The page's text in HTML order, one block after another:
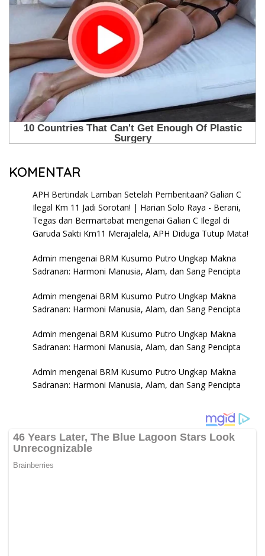
KOMENTAR
APH Bertindak Lamban Setelah Pemberitaan? Galian C
Ilegal Km 11 Jadi Sorotan! | Harian Solo Raya - Berani,
Tegas dan Bermartabat mengenai Galian C Ilegal di
Garuda Sakti Km11 Merajalela, APH Diduga Tutup Mata!
Admin mengenai BRM Kusumo Putro Ungkap Makna
Sadranan: Harmoni Manusia, Alam, dan Sang Pencipta
Admin mengenai BRM Kusumo Putro Ungkap Makna
Sadranan: Harmoni Manusia, Alam, dan Sang Pencipta
Admin mengenai BRM Kusumo Putro Ungkap Makna
Sadranan: Harmoni Manusia, Alam, dan Sang Pencipta
Admin mengenai BRM Kusumo Putro Ungkap Makna
Sadranan: Harmoni Manusia, Alam, dan Sang Pencipta